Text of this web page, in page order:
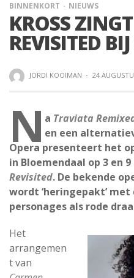
BINNENKORT NIEUWS
KROSS
REVISITED
JORDI KOOIMAN · 24
N a Traviata
en een
Opera presenteert het
in Bloemendaal op 3 en
Revisited. De bekende
wordt ‘heringepakt’
personages als rode
Het
arrangemen
t van